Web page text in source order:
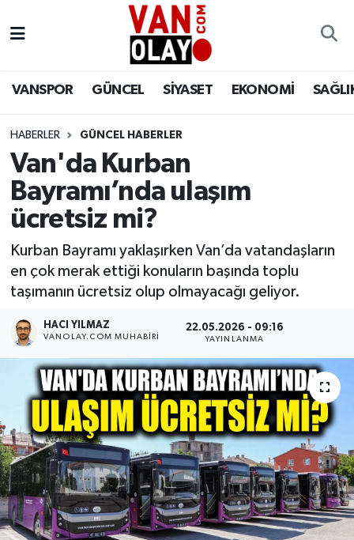
VANSPOR GÜNCEL SİYASET EKONOMİ
HABERLER GÜNCEL HABERLER
Van'da Kurban
Bayramı’nda ulaşım
ücretsiz mi?
Kurban Bayramı yaklaşırken Van’da vatandaşların
en çok merak ettiği konuların başında toplu
taşımanın ücretsiz olup olmayacağı geliyor.
HACI YILMAZ
VANOLAY.COM MUHABIRI
22.05.2026 - 09:16
YAYINLANMA
Siyaset
Sağlık
Eğitim
Dünya
RESMİ İLANLAR
Van Nöbetçi Eczaneler
Van Namaz Vakitleri
Van Trafik Yoğunluk Haritası
Süper Lig Puan Durumu ve Fikstür
Tüm Manşetler
Son Dakika Haberleri
Haber Arşivi